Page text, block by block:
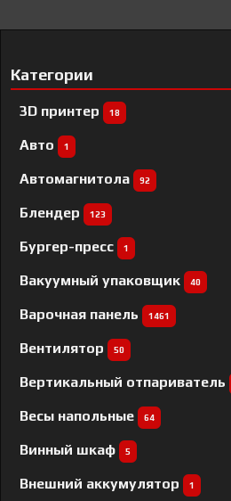
Категории
3D принтер 18
Авто 1
Автомагнитола 92
Блендер 123
Бургер-пресс 1
Вакуумный упаковщик 40
Варочная панель 1461
Вентилятор 50
Вертикальный отпариватель
Весы напольные 64
Винный шкаф 5
Внешний аккумулятор 1